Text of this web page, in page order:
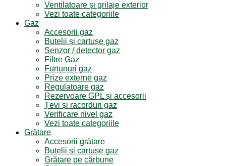
Ventilatoare și grilaje exterior
Vezi toate categoriile
Gaz
Accesorii gaz
Butelii și cartușe gaz
Senzor / detector gaz
Filtre Gaz
Furtunuri gaz
Prize externe gaz
Regulatoare gaz
Rezervoare GPL și accesorii
Țevi și racorduri gaz
Verificare nivel gaz
Vezi toate categoriile
Grătare
Accesorii grătare
Butelii și cartușe gaz
Grătare pe cărbune